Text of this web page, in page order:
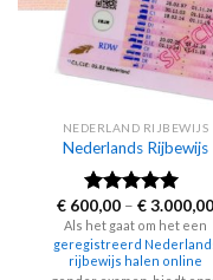
be
chosen
on
the
page
NEDERLAND RIJBEWIJS
Nederlands Rijbewijs
Rated4.60
out of 5
€ 600,00 – €3.000,00
Als het gaat om het een
geregistreerd
rijbewijs halen online